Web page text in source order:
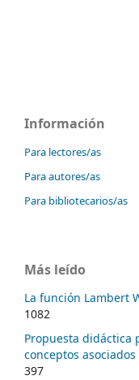
Información
Para lectores/as
Para autores/as
Para bibliotecarios/as
Más leído
La función Lambert
1082
Propuesta didáctica
conceptos
397